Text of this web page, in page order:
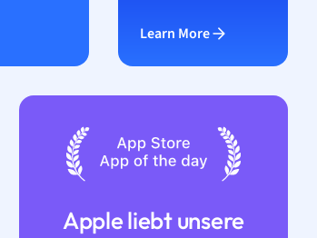
Learn More
Apple liebt unsere